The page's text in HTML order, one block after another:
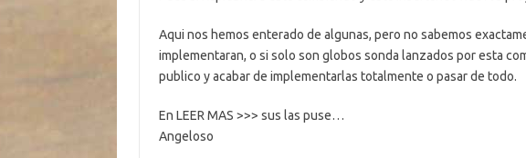
Aqui nos hemos enterado de algunas, pero no sabemos
implementaran, o si solo son globos sonda lanzados por esta
publico y acabar de implementarlas totalmente o pasar de todo.
En LEER MAS >>> sus las puse…
Angeloso